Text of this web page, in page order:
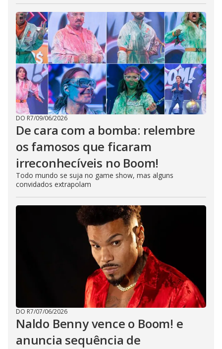
DO R7/09/06/2026
De cara com a bomba: relembre
os famosos que ficaram
irreconhecíveis no Boom!
Todo mundo se suja no game show, mas alguns
convidados extrapolam
DO R7/07/06/2026
Naldo Benny vence o Boom! e
anuncia sequência de